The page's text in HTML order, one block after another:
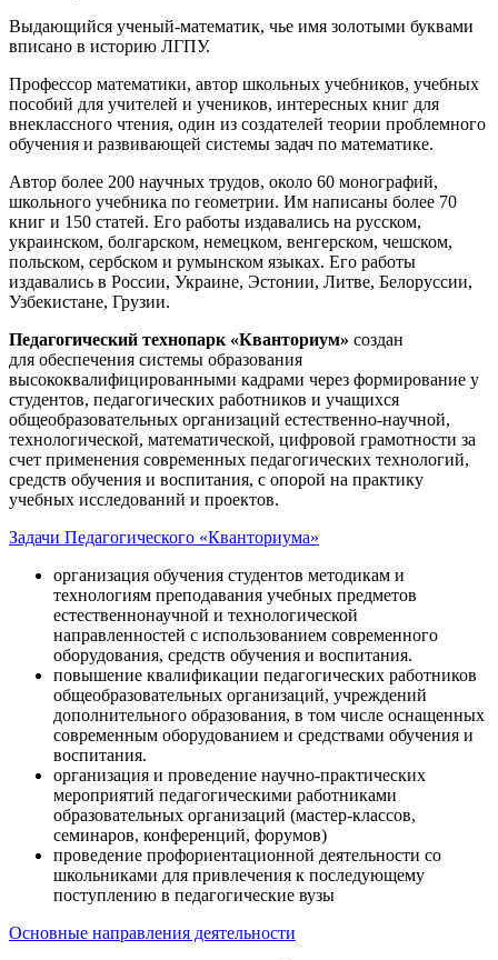
Выдающийся ученый-математик, чье имя золотыми буквами
вписано в историю ЛГПУ.
Профессор математики, автор школьных учебников, учебных
пособий для учителей и учеников, интересных книг для
внеклассного чтения, один из создателей теории проблемного
обучения и развивающей системы задач по математике.
Автор более 200 научных трудов, около 60 монографий,
школьного учебника по геометрии. Им написаны более 70
книг и 150 статей. Его работы издавались на русском,
украинском, болгарском, немецком, венгерском, чешском,
польском, сербском и румынском языках. Его работы
издавались в России, Украине, Эстонии, Литве, Белоруссии,
Узбекистане, Грузии.
Педагогический технопарк «Кванториум» создан
для обеспечения системы образования
высококвалифицированными кадрами через формирование у
студентов, педагогических работников и учащихся
общеобразовательных организаций естественно-научной,
технологической, математической, цифровой грамотности за
счет применения современных педагогических технологий,
средств обучения и воспитания, с опорой на практику
учебных исследований и проектов.
Задачи Педагогического «Кванториума»
организация обучения студентов методикам и
технологиям преподавания учебных предметов
естественнонаучной и технологической
направленностей с использованием современного
оборудования, средств обучения и воспитания.
повышение квалификации педагогических работников
общеобразовательных организаций, учреждений
дополнительного образования, в том числе оснащенных
современным оборудованием и средствами обучения и
воспитания.
организация и проведение научно-практических
мероприятий педагогическими работниками
образовательных организаций (мастер-классов,
семинаров, конференций, форумов)
проведение профориентационной деятельности со
школьниками для привлечения к последующему
поступлению в педагогические вузы
Основные направления деятельности